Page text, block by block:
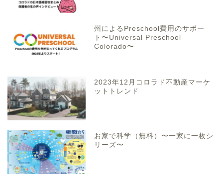
州によるPreschool費用のサポー
ト〜Universal Preschool
Colorado〜
2023年12月コロラド不動産マーケ
ットトレンド
お家で科学（無料）〜一家に一枚シ
リーズ〜